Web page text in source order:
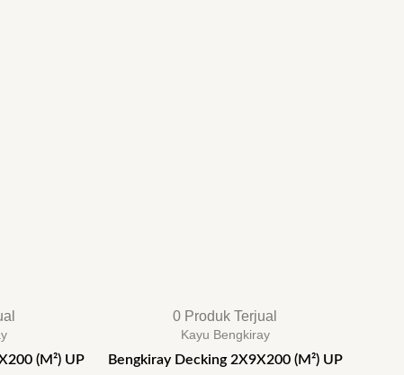
(M²) UP
0 Produk Terjual
Kayu Bengkiray
Bengkiray Decking 2X9X200 (M²) UP